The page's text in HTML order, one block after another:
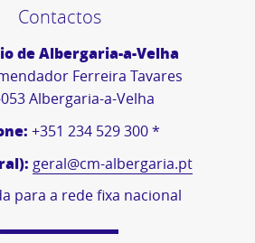
Contactos
de Albergaria-a-Velha
Ferreira Tavares
Albergaria-a-Velha
+351 234 529 300 *
geral@cm-albergaria.pt
para a rede fixa nacional